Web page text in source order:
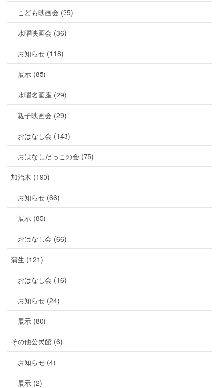
こども映画会 (35)
水曜映画会 (36)
お知らせ (118)
展示 (85)
水曜名画座 (29)
親子映画会 (29)
おはなし会 (143)
おはなしだっこの会 (75)
加治木 (190)
お知らせ (66)
展示 (85)
おはなし会 (66)
蒲生 (121)
おはなし会 (16)
お知らせ (24)
展示 (80)
その他公民館 (6)
お知らせ (4)
展示 (2)